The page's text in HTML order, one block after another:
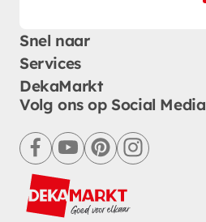
Snel naar
Services
DekaMarkt
Volg ons op Social Media
facebookyoutubepinterestinstagram